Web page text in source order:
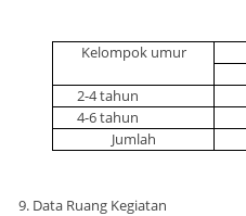
Kelompok umur
2-4 tahun
4-6 tahun
Jumlah
9. Data Ruang Kegiatan